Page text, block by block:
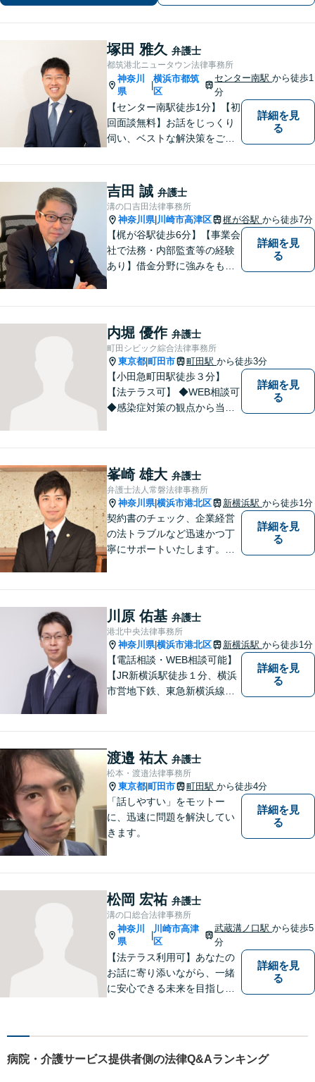
塚田 雅久 弁護士
都筑港北ニュータウン法律事務所
神奈川
県
横浜市都筑
区
センター南駅から徒歩1
分
【センター南駅徒歩1分】【初
回面談無料】お話をじっくり
伺い、ベストな解決策をご一
す。【夜間／休日対応可能】
難解な用語は極力用いずに平
易かつ具体的な説明を心がけ
ていますので、まずは一度お
気軽にご相談頂ければと思い
ます。
詳細を見
る
吉田 誠 弁護士
溝の口吉田法律事務所
神奈川県| 川崎市高津区 梶が谷駅 から徒歩7分
【梶が谷駅徒歩6分】【事業会
社で法務・内部監査等の経験
あり】借金分野に強みをも
作りに尽力しています。【初
回無料相談】【東京・神奈川
エリア】
詳細を見
る
内堀 優作 弁護士
町田シビック綜合法律事務所
東京都 町田市 町田駅 から徒歩3分
【小田急町田駅徒歩３分】
【法テラス可】 ◆WEB相談可
◆感染症対策の観点から当面
詳細を見
る
峯崎 雄大 弁護士
弁護士法人常磐法律事務所
神奈川県|横浜市港北区 新横浜駅 から徒歩1分
契約書のチェック、企業経営
の法トラブルなど迅速かつ丁
寧にサポートいたします。ど
詳細を見
る
川原 佑基 弁護士
港北中央法律事務所
神奈川県|横浜市港北区 新横浜駅 から徒歩1分
【電話相談・WEB相談可能】
【JR新横浜駅徒歩１分、横浜
市営地下鉄、東急新横浜線新
り】
詳細を見
る
渡邉 祐太 弁護士
松本・渡邉法律事務所
東京都 町田市 町田駅 から徒歩4分
「話しやすい」をモットー
に、迅速に問題を解決してい
きます。
詳細を見
る
松岡 宏祐 弁護士
溝の口総合法律事務所
神奈川
県
川崎市高津
区
武蔵溝ノ口駅から徒歩5
分
【法テラス利用可】あなたの
お話に寄り添いながら、一緒
に安心できる未来を目指しま
に考えてサポートいたしま
のサポートの充実【武蔵溝ノ
詳細を見
る
病院・介護サービス提供者側の法律Q&Aランキング